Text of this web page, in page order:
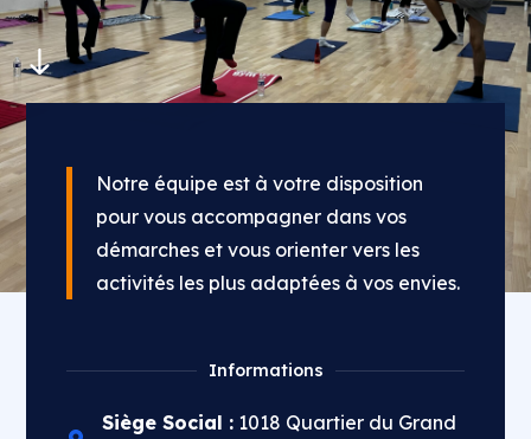
Notre équipe est à votre disposition
pour vous accompagner dans vos
démarches et vous orienter vers les
activités les plus adaptées à vos envies.
Informations
Siège Social : 1018 Quartier du Grand